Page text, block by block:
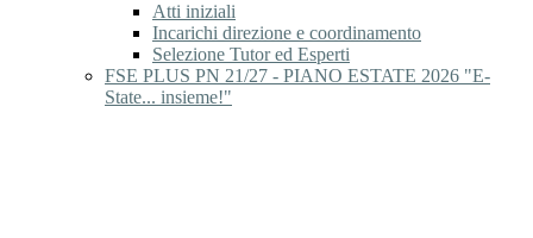
Atti iniziali
Incarichi direzione e coordinamento
Selezione Tutor ed Esperti
FSE PLUS PN 21/27 - PIANO ESTATE 2026 "E-
State... insieme!"